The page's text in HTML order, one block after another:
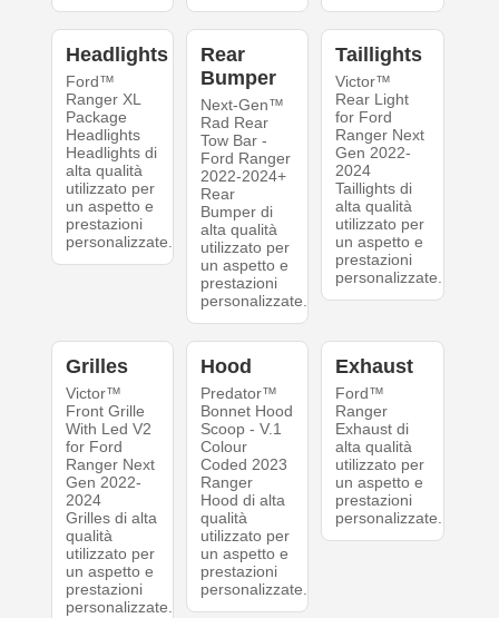
Headlights
Ford™
Ranger XL
Package
Headlights
Headlights di
alta qualità
utilizzato per
un aspetto e
prestazioni
personalizzate.
Rear
Bumper
Next-Gen™
Rad Rear
Tow Bar -
Ford Ranger
2022-2024+
Rear
Bumper di
alta qualità
utilizzato per
un aspetto e
prestazioni
personalizzate.
Taillights
Victor™
Rear Light
for Ford
Ranger Next
Gen 2022-
2024
Taillights di
alta qualità
utilizzato per
un aspetto e
prestazioni
personalizzate.
Grilles
Victor™
Front Grille
With Led V2
for Ford
Ranger Next
Gen 2022-
2024
Grilles di alta
qualità
utilizzato per
un aspetto e
prestazioni
personalizzate.
Hood
Predator™
Bonnet Hood
Scoop - V.1
Colour
Coded 2023
Ranger
Hood di alta
qualità
utilizzato per
un aspetto e
prestazioni
personalizzate.
Exhaust
Ford™
Ranger
Exhaust di
alta qualità
utilizzato per
un aspetto e
prestazioni
personalizzate.